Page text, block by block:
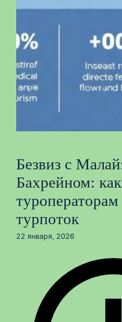
Безвиз с
Бахрейном: как
турпоток
22 января, 2026